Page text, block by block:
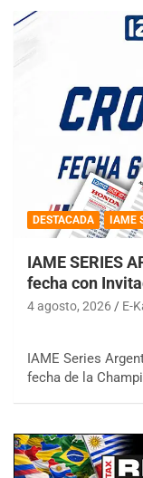
DESTACADA IAME
IAME SERIES
fecha con
4 agosto, 2026 E-
IAME Series
fecha de la